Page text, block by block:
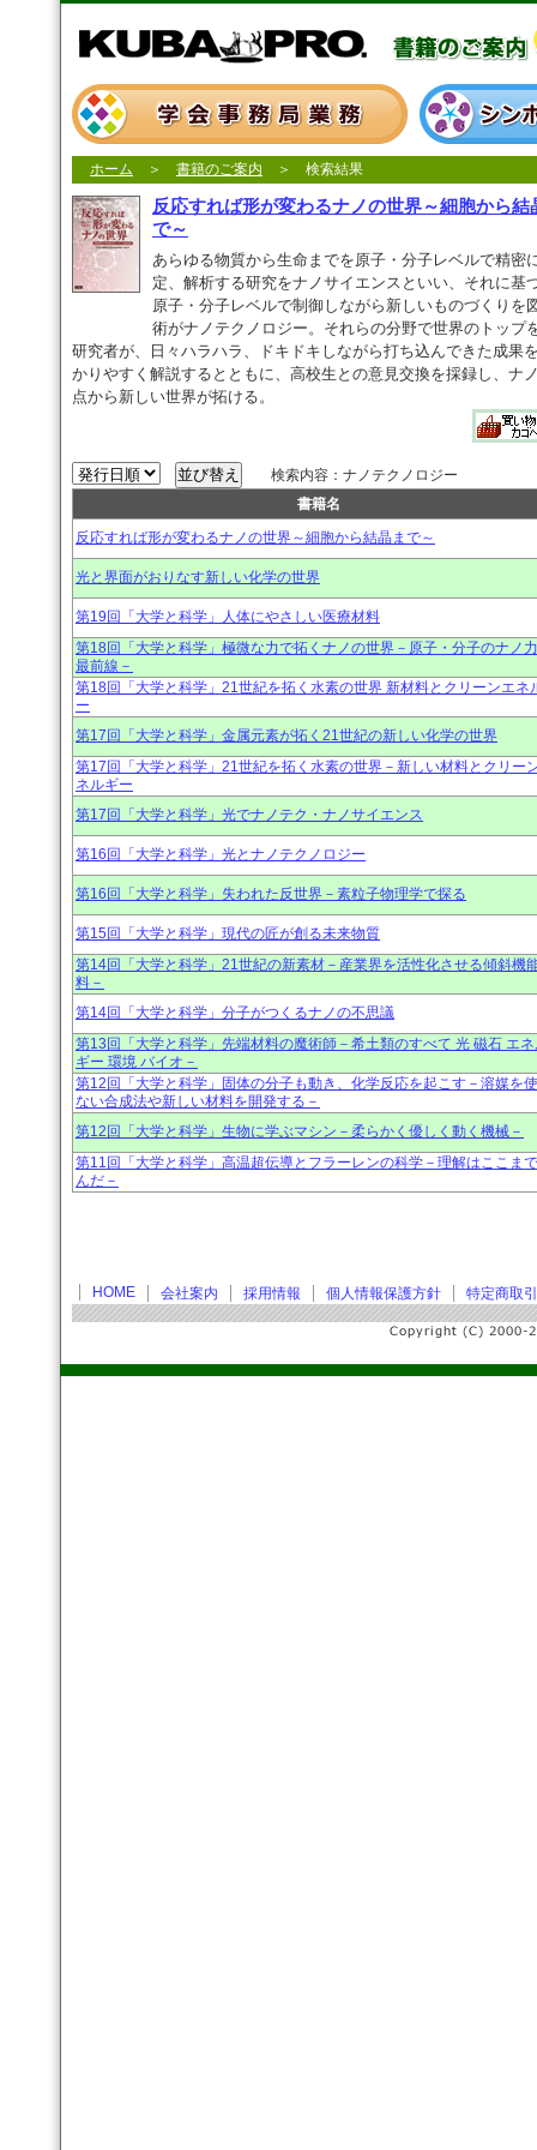
ホーム ＞ 書籍のご案内 ＞ 検索結果
反応すれば形が変わるナノの世界～細胞から結
で～
あらゆる物質から生命までを原子・分子レベルで精密
定、解析する研究をナノサイエンスといい、それに基
原子・分子レベルで制御しながら新しいものづくりを
術がナノテクノロジー。それらの分野で世界のトップ
研究者が、日々ハラハラ、ドキドキしながら打ち込んできた成果
かりやすく解説するとともに、高校生との意見交換を採録し、ナ
点から新しい世界が拓ける。
検索内容：ナノテクノロジー
書籍名
反応すれば形が変わるナノの世界～細胞から結晶まで～
光と界面がおりなす新しい化学の世界
第19回「大学と科学」人体にやさしい医療材料
第18回「大学と科学」極微な力で拓くナノの世界－原子・分子のナノ
最前線－
第18回「大学と科学」21世紀を拓く水素の世界 新材料とクリーンエネ
ー
第17回「大学と科学」金属元素が拓く21世紀の新しい化学の世界
第17回「大学と科学」21世紀を拓く水素の世界－新しい材料とクリー
ネルギー
第17回「大学と科学」光でナノテク・ナノサイエンス
第16回「大学と科学」光とナノテクノロジー
第16回「大学と科学」失われた反世界－素粒子物理学で探る
第15回「大学と科学」現代の匠が創る未来物質
第14回「大学と科学」21世紀の新素材－産業界を活性化させる傾斜機
料－
第14回「大学と科学」分子がつくるナノの不思議
第13回「大学と科学」先端材料の魔術師－希土類のすべて 光 磁石 エ
ギー 環境 バイオ－
第12回「大学と科学」固体の分子も動き、化学反応を起こす－溶媒を
ない合成法や新しい材料を開発する－
第12回「大学と科学」生物に学ぶマシン－柔らかく優しく動く機械－
第11回「大学と科学」高温超伝導とフラーレンの科学－理解はここま
んだ－
HOME 会社案内 採用情報 個人情報保護方針 特定商取